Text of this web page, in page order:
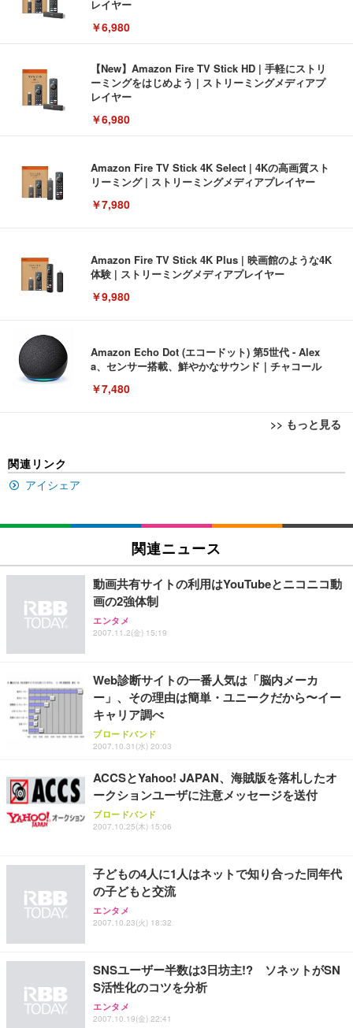
レイヤー
￥6,980
【New】Amazon Fire TV Stick HD | 手軽にストリ
ーミングをはじめよう | ストリーミングメディアプ
レイヤー
￥6,980
Amazon Fire TV Stick 4K Select | 4Kの高画質スト
リーミング | ストリーミングメディアプレイヤー
￥7,980
Amazon Fire TV Stick 4K Plus | 映画館のような4K
体験 | ストリーミングメディアプレイヤー
￥9,980
Amazon Echo Dot (エコードット) 第5世代 - Alex
a、センサー搭載、鮮やかなサウンド｜チャコール
￥7,480
>> もっと見る
い 跳ね上げ式アームレスト コンパクト 約105度ロッ
SIHOO B100 オフィスチェア／デスクチェア メッシ
ュチェア 人間工学 疲れない ブラック
￥27,999
Sezlife オフィスチェア デスクチェア 疲れない テレ
レスト 3Dヘッドレスト ハンガー付き 高反発クッシ
ョン PCチェア 通気性メッシュ ゲーミング/勉強/事
務用 おしゃれ パソコンチェア (ブラック)
￥7,680
Sezlife オフィスチェア デスクチェア 疲れない テレ
ワーク チェア 強化バックレスト 30度ロッキング機
レスト 3Dヘッドレスト ハンガー付き 高反発クッシ
ョン PCチェア 通気性メッシュ ゲーミング/勉強/事
務用 おしゃれ パソコンチェア (ホワイト)
￥7,680
ANDWINT オフィスチェア デスクチェア 肘なし メ
ト 幅52×奥行58.5×高さ84～96cm テレワーク 在宅
勤務 ブラック
￥4,139
EV3240X-WT | 31.5型4K UHD・USB Type-C・ホワ
EIZO ビジネス向けプレミアムモニター | FlexScan
EV2740X-WT | 27.0型4K UHD・USB Type-C・ホワ
イト
￥109,572
￥49,979
【整備済み品】Dell E2724HS 27インチ 液晶モニタ
ー フルHD（1920×1080）VA 非光沢 HDMI/DisplayP
応 ComfortView ビジネス向け
￥15,800
【MiniLED/24.5inch/280Hz/FHD】GRAPHT THE S
像低減 (3年保証 | 輝点保証 | 日本メーカー)
￥34,980
回使い捨て 無香料 ホワイト 300枚
Amazonベーシック ペットシーツ 厚型 ワイド 42枚
x2袋(84枚) ホワイト(吸収面:ライトブルー)
￥3,234
￥1,800
Smart Basic(スマートベーシック) 【Amazon.co.jp
限定】 Smart Basic アイリスオーヤマ ペットシーツ
￥3,670
アイリスオーヤマ ペットシーツ 超厚型 お徳用 レギ
￥3,731
関連リンク
アイシェア
関連ニュース
動画共有サイトの利用はYouTubeとニコニコ動
画の2強体制
エンタメ
2007.11.2(金) 15:19
Web診断サイトの一番人気は「脳内メーカ
ー」、その理由は簡単・ユニークだから〜イー
キャリア調べ
ブロードバンド
2007.10.31(水) 20:03
ACCSとYahoo! JAPAN、海賊版を落札したオ
ークションユーザに注意メッセージを送付
ブロードバンド
2007.10.25(木) 15:06
子どもの4人に1人はネットで知り合った同年代
の子どもと交流
エンタメ
2007.10.23(火) 18:32
SNSユーザー半数は3日坊主!? ソネットがSN
S活性化のコツを分析
エンタメ
2007.10.19(金) 22:41